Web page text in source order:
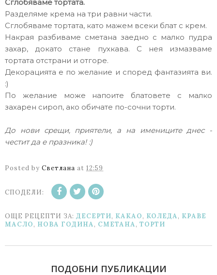
Сглобяваме тортата.
Разделяме крема на три равни части.
Сглобяваме тортата, като мажем всеки блат с крем.
Накрая разбиваме сметана заедно с малко пудра
захар, докато стане пухкава. С нея измазваме
тортата отстрани и отгоре.
Декорацията е по желание и според фантазията ви.
:)
По желание може напоите блатовете с малко
захарен сироп, ако обичате по-сочни торти.
До нови срещи, приятели, а на имениците днес -
честит да е празника! :)
Posted by Светлана at 12:59
СПОДЕЛИ:
ОЩЕ РЕЦЕПТИ ЗА: ДЕСЕРТИ, КАКАО, КОЛЕДА, КРАВЕ
МАСЛО, НОВА ГОДИНА, СМЕТАНА, ТОРТИ
ПОДОБНИ ПУБЛИКАЦИИ